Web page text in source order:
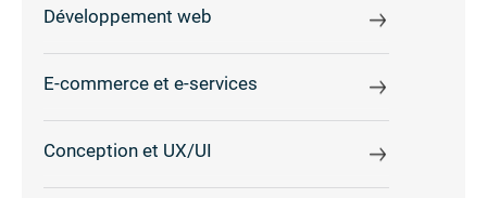
Développement web
E-commerce et e-services
Conception et UX/UI